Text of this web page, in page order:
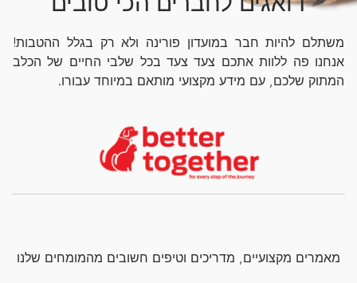
משתלם להיות חבר במועדון פורינה ולא רק בגלל ההטבות!
אנחנו פה ללוות אתכם צעד צעד בכל שלבי החיים של הכלב
המתוק שלכם, עם מידע מקצועי מותאם במיוחד עבורו.
מאמרים מקצועיים, מדריכים וטיפים חשובים מהמומחים שלנו